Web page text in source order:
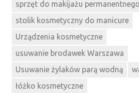
sprzęt do makijażu permanentnego
stolik kosmetyczny do manicure
Urządzenia kosmetyczne
usuwanie brodawek Warszawa
Usuwanie żylaków parą wodną
łóżko kosmetyczne